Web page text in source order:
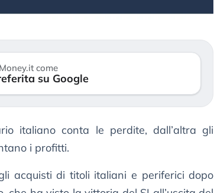
come
su Google
italiano conta le perdite, dall’altra gli
i profitti.
acquisti di titoli italiani e periferici dopo
il
in preda al panico dopo lo scoppio
Kospi, mentre gli investitori retail (…)
30 luglio 2026